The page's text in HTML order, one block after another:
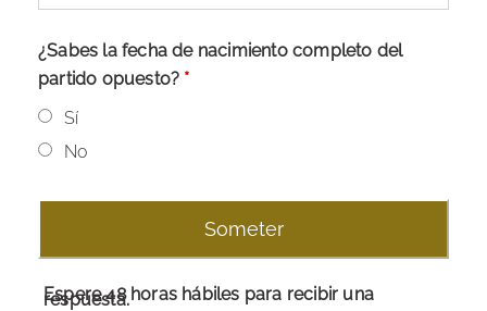
¿Sabes la fecha de nacimiento completo del
partido opuesto? *
Sí
No
Espere 48 horas hábiles para recibir una
respuesta.